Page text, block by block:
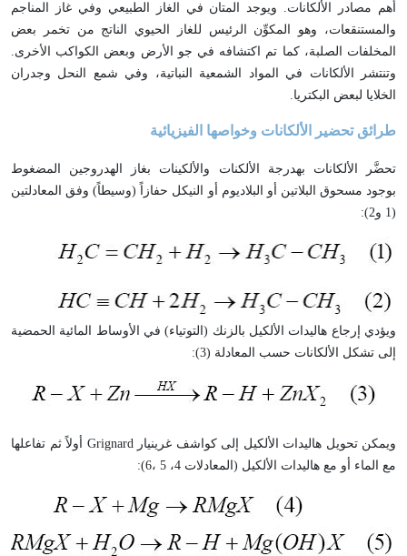
أهم مصادر الألكانات. ويوجد المتان في الغاز الطبيعي وفي غاز المناجم
والمستنقعات، وهو المكوِّن الرئيس للغاز الحيوي الناتج من تخمر بعض
المخلفات الصلبة، كما تم اكتشافه في جو الأرض وبعض الكواكب الأخرى.
وتنتشر الألكانات في المواد الشمعية النباتية، وفي شمع النحل وجدران
الخلايا لبعض البكتريا.
طرائق تحضير الألكانات وخواصها الفيزيائية
تحضَّر الألكانات بهدرجة الألكنات والألكينات بغاز الهدروجين المضغوط
بوجود مسحوق البلاتين أو البلاديوم أو النيكل حفازاً (وسيطاً) وفق المعادلتين
(1 و2):
ويؤدي إرجاع هاليدات الألكيل بالزنك (التوتياء) في الأوساط المائية الحمضية
إلى تشكل الألكانات حسب المعادلة (3):
ويمكن تحويل هاليدات الألكيل إلى كواشف غرينيارGrignard أولاً ثم تفاعلها
مع الماء أو مع هاليدات الألكيل (المعادلات 4، 5 ،6):